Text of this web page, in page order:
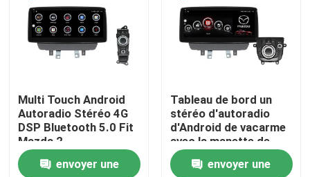
Contrôle de la qualité
Contact
nouvelles
Tous les cas
Multi Touch Android
Autoradio Stéréo 4G
DSP Bluetooth 5.0 Fit
Mazda 2
envoyer une
Tableau de bord un
stéréo d'autoradio
d'Android de vacarme
avec la manette de
voiture GPS Bluetooth
4G
envoyer une